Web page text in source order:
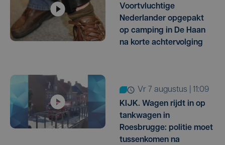
Voortvluchtige
Nederlander opgepakt
op camping in De Haan
na korte achtervolging
vr 7 augustus | 11:09
KIJK. Wagen rijdt in op
tankwagen in
Roesbrugge: politie moet
tussenkomen na